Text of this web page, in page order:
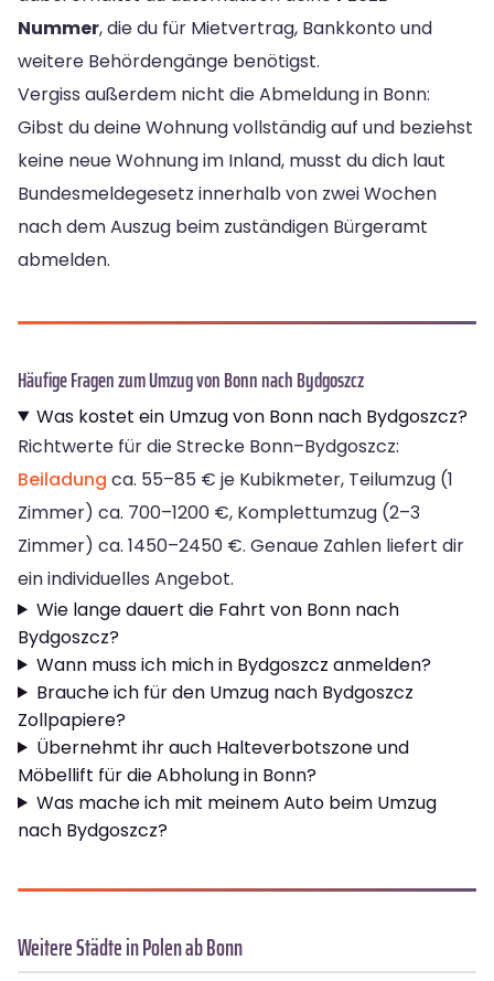
Nummer, die du für Mietvertrag, Bankkonto und
weitere Behördengänge benötigst.
Vergiss außerdem nicht die Abmeldung in Bonn:
Gibst du deine Wohnung vollständig auf und beziehst
keine neue Wohnung im Inland, musst du dich laut
Bundesmeldegesetz innerhalb von zwei Wochen
nach dem Auszug beim zuständigen Bürgeramt
abmelden.
Häufige Fragen zum Umzug von Bonn nach Bydgoszcz
Was kostet ein Umzug von Bonn nach Bydgoszcz?
Richtwerte für die Strecke Bonn–Bydgoszcz:
Beiladung ca. 55–85 € je Kubikmeter, Teilumzug (1
Zimmer) ca. 700–1200 €, Komplettumzug (2–3
Zimmer) ca. 1450–2450 €. Genaue Zahlen liefert dir
ein individuelles Angebot.
Wie lange dauert die Fahrt von Bonn nach
Bydgoszcz?
Wann muss ich mich in Bydgoszcz anmelden?
Brauche ich für den Umzug nach Bydgoszcz
Zollpapiere?
Übernehmt ihr auch Halteverbotszone und
Möbellift für die Abholung in Bonn?
Was mache ich mit meinem Auto beim Umzug
nach Bydgoszcz?
Weitere Städte in Polen ab Bonn